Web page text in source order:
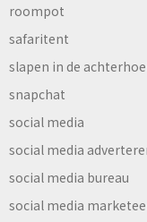
roompot
safaritent
slapen in de
snapchat
social media
social media
social media bureau
social media